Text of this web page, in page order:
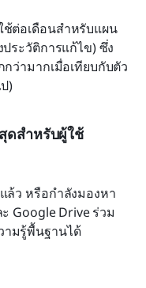
ช้ต่อเดือนสำหรับแผน
ระวัติการแก้ไข) ซึ่ง
ว่ามากเมื่อเทียบกับตัว
)
ดสำหรับผู้ใช้
ล้ว หรือกำลังมองหา
Google Drive ร่วม
ามรู้พื้นฐานได้